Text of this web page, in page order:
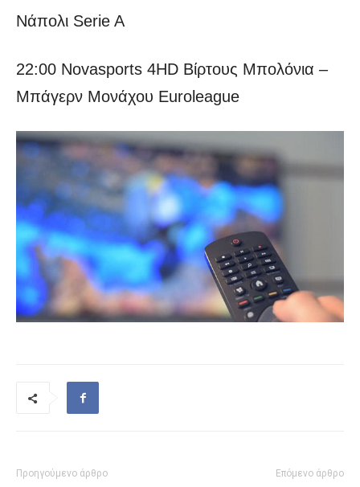
Νάπολι Serie A
22:00 Novasports 4HD Βίρτους Μπολόνια –
Μπάγερν Μονάχου Euroleague
Προηγούμενο άρθρο Επόμενο άρθρο